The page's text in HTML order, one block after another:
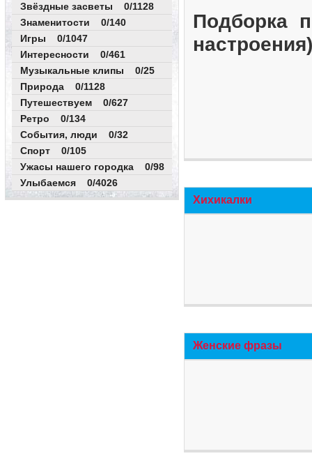
Звёздные засветы 0/1128
Знаменитости 0/140
Игры 0/1047
Интересности 0/461
Музыкальные клипы 0/25
Природа 0/1128
Путешествуем 0/627
Ретро 0/134
События, люди 0/32
Спорт 0/105
Ужасы нашего городка 0/98
Улыбаемся 0/4026
Подборка
Хихикалки
Женские фразы